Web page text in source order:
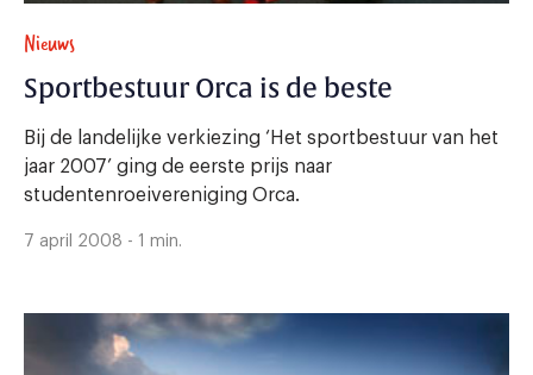
Nieuws
Sportbestuur Orca is de beste
Bij de landelijke verkiezing ‘Het sportbestuur van het
jaar 2007’ ging de eerste prijs naar
studentenroeivereniging Orca.
7 april 2008 - 1 min.